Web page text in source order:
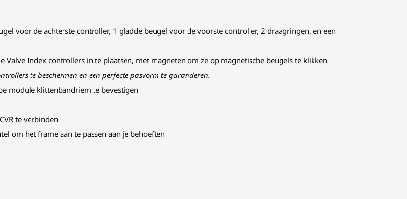
voor de achterste controller, 1 gladde beugel voor de voorste controller, 2 draagringen, en een
Index controllers in te plaatsen, met magneten om ze op magnetische beugels te klikken
te beschermen en een perfecte pasvorm te garanderen.
module klittenbandriem te bevestigen
te verbinden
om het frame aan te passen aan je behoeften